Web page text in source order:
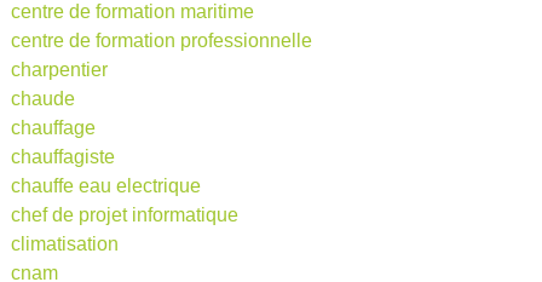
centre de formation maritime
centre de formation professionnelle
charpentier
chaude
chauffage
chauffagiste
chauffe eau electrique
chef de projet informatique
climatisation
cnam